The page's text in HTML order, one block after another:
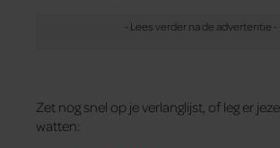
Zet nog snel op je verlanglijst, of leg er
watten: